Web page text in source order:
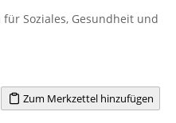
Soziales, Gesundheit und
Zum Merkzettel hinzufügen